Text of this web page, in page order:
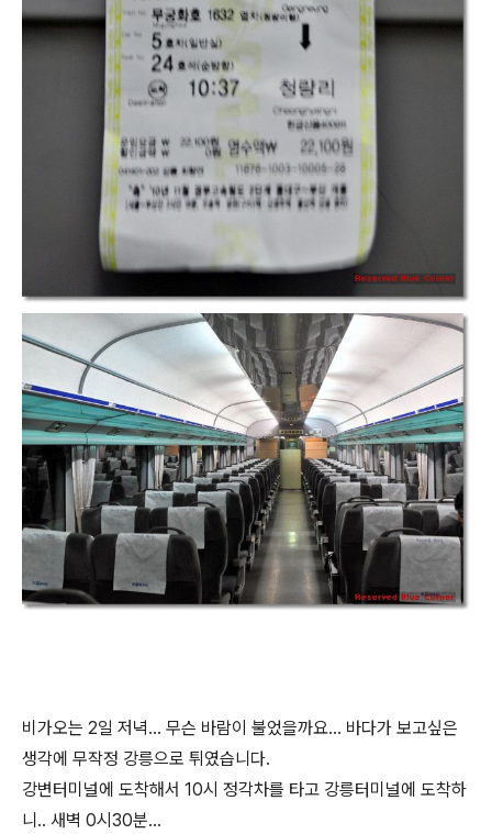
비가오는 2일 저녁... 무슨 바람이 불었을까요... 바다가 보고싶은
생각에 무작정 강릉으로 튀였습니다.
강변터미널에 도착해서 10시 정각차를 타고 강릉터미널에 도착하
니.. 새벽 0시30분...